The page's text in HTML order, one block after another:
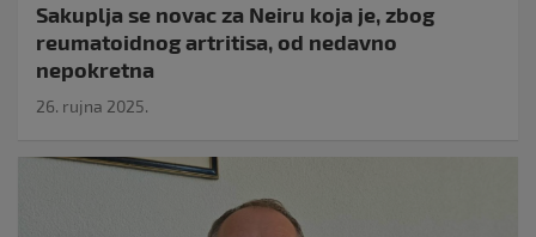
Sakuplja se novac za Neiru koja je, zbog
reumatoidnog artritisa, od nedavno
nepokretna
26. rujna 2025.